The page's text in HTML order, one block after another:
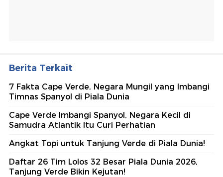
Berita Terkait
7 Fakta Cape Verde, Negara Mungil yang Imbangi
Timnas Spanyol di Piala Dunia
Cape Verde Imbangi Spanyol, Negara Kecil di
Samudra Atlantik Itu Curi Perhatian
Angkat Topi untuk Tanjung Verde di Piala Dunia!
Daftar 26 Tim Lolos 32 Besar Piala Dunia 2026,
Tanjung Verde Bikin Kejutan!